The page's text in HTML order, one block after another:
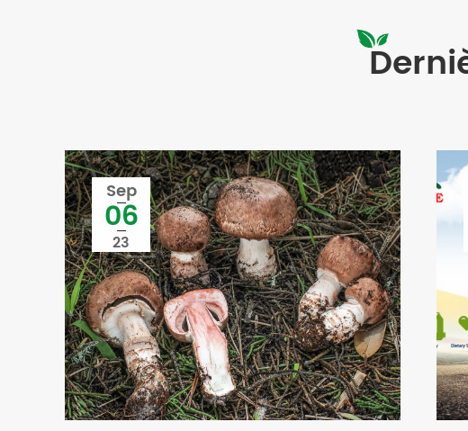
Sep
06
23